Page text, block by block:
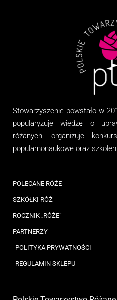
Stowarzyszenie powstało w
popularyzuje wiedzę o
różanych, organizuje
popularnonaukowe oraz
POLECANE RÓŻE
SZKÓŁKI RÓŻ
ROCZNIK „RÓŻE”
PARTNERZY
POLITYKA PRYWATNOŚCI
REGULAMIN SKLEPU